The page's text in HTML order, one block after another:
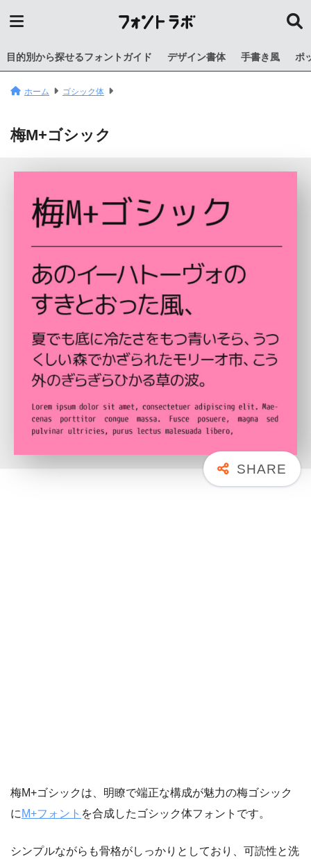
目的別から探せるフォントガイド デザイン書体 手書き風 ポ
ホーム ゴシック体
梅M+ゴシック
梅M+ゴシックは、明瞭で端正な構成が魅力の梅ゴシック
に M+フォント を合成したゴシック体フォントです。
シンプルながらも骨格がしっかりとしており、可読性と洗